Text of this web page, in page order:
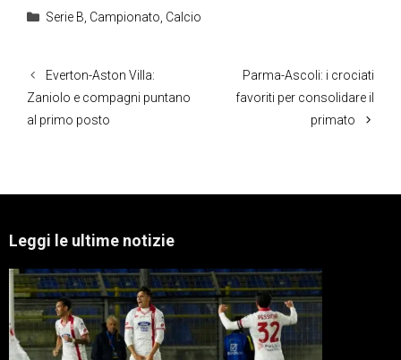
Categorie
Serie B, Campionato, Calcio
Everton-Aston Villa:
Zaniolo e compagni puntano
al primo posto
Parma-Ascoli: i crociati
favoriti per consolidare il
primato
Leggi le ultime notizie